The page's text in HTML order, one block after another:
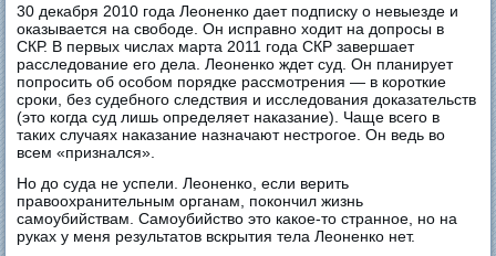
30 декабря 2010 года Леоненко дает подписку о невыезде и
оказывается на свободе. Он исправно ходит на допросы в
СКР. В первых числах марта 2011 года СКР завершает
расследование его дела. Леоненко ждет суд. Он планирует
попросить об особом порядке рассмотрения — в короткие
сроки, без судебного следствия и исследования доказательств
(это когда суд лишь определяет наказание). Чаще всего в
таких случаях наказание назначают нестрогое. Он ведь во
всем «признался».
Но до суда не успели. Леоненко, если верить
правоохранительным органам, покончил жизнь
самоубийствам. Самоубийство это какое-то странное, но на
руках у меня результатов вскрытия тела Леоненко нет.